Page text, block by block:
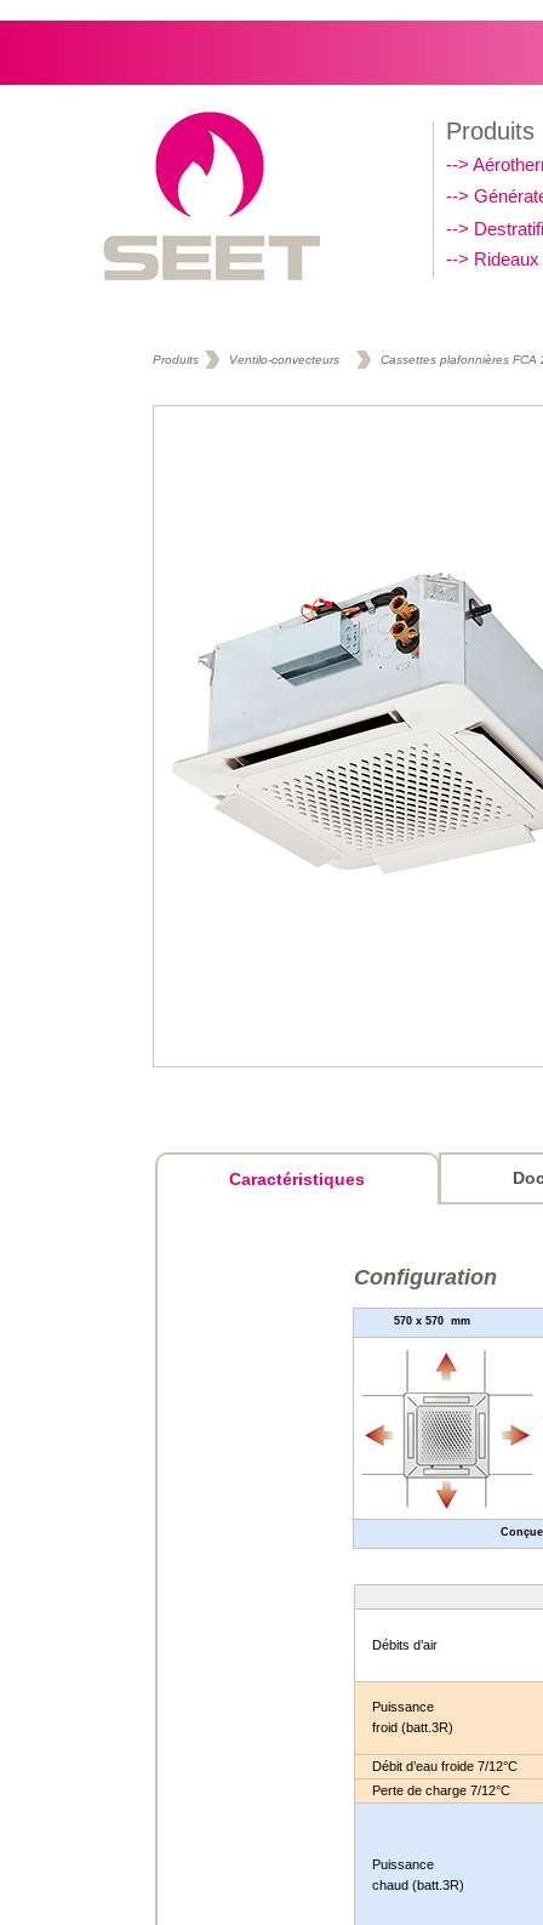
Produits
-->
-->
-->
--> Rideaux
Produits Ventilo-convecteurs Cassettes plafonnières FCA
Caractéristiques
Configuration
570 x 570
Débits d’air
Puissance
froid (batt.3R)
Débit d’eau froide 7/12°C
Perte de charge 7/12°C
Puissance
chaud (batt.3R)